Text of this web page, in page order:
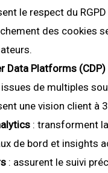
le respect du
des cookies
Data Platforms (CDP)
de multiples
une vision client à
: transforment
de bord et insights
: assurent le suivi